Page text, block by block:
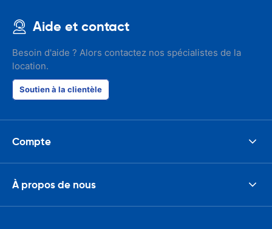
Aide et contact
Besoin d'aide ? Alors contactez nos spécialistes de la
location.
Soutien à la clientèle
Compte
À propos de nous